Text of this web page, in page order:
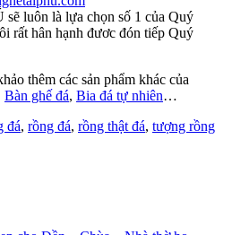
luôn là lựa chọn số 1 của Quý
rất hân hạnh đươc đón tiếp Quý
thêm các sản phẩm khác của
Bàn ghế đá, Bia đá tự nhiên…
đá, rồng đá, rồng thật đá, tượng rồng